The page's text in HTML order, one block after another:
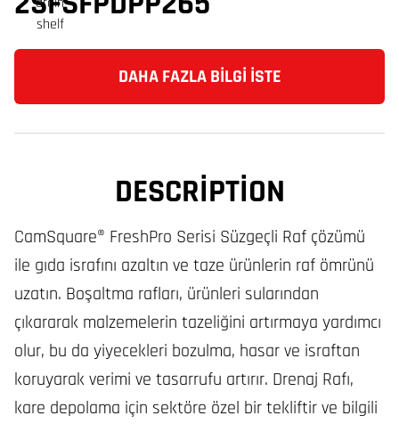
DAHA FAZLA BILGI İSTE
DESCRIPTION
CamSquare® FreshPro Serisi Süzgeçli Raf çözümü
ile gıda israfını azaltın ve taze ürünlerin raf ömrünü
uzatın. Boşaltma rafları, ürünleri sularından
çıkararak malzemelerin tazeliğini artırmaya yardımcı
olur, bu da yiyecekleri bozulma, hasar ve israftan
koruyarak verimi ve tasarrufu artırır. Drenaj Rafı,
kare depolama için sektöre özel bir tekliftir ve bilgili